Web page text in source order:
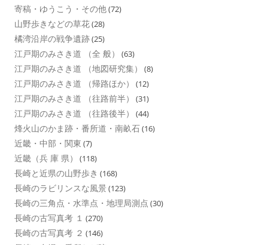
寄稿・ゆうこう・その他(72)
山野歩きなどの草花(28)
橘湾沿岸の戦争遺跡(25)
江戸期のみさき道 （全 般） (63)
江戸期のみさき道 （地図研究集） (8)
江戸期のみさき道 （帰路ほか） (12)
江戸期のみさき道 （往路前半） (31)
江戸期のみさき道 （往路後半） (44)
烽火山のかま跡・番所道・南畝石(16)
近畿・中部・関東 (7)
近畿（兵 庫 県） (118)
長崎と近県の山野歩き (168)
長崎のラビリンスな風景 (123)
長崎の三角点・水準点・地理局測点 (30)
長崎の古写真考 １ (270)
長崎の古写真考 ２ (146)